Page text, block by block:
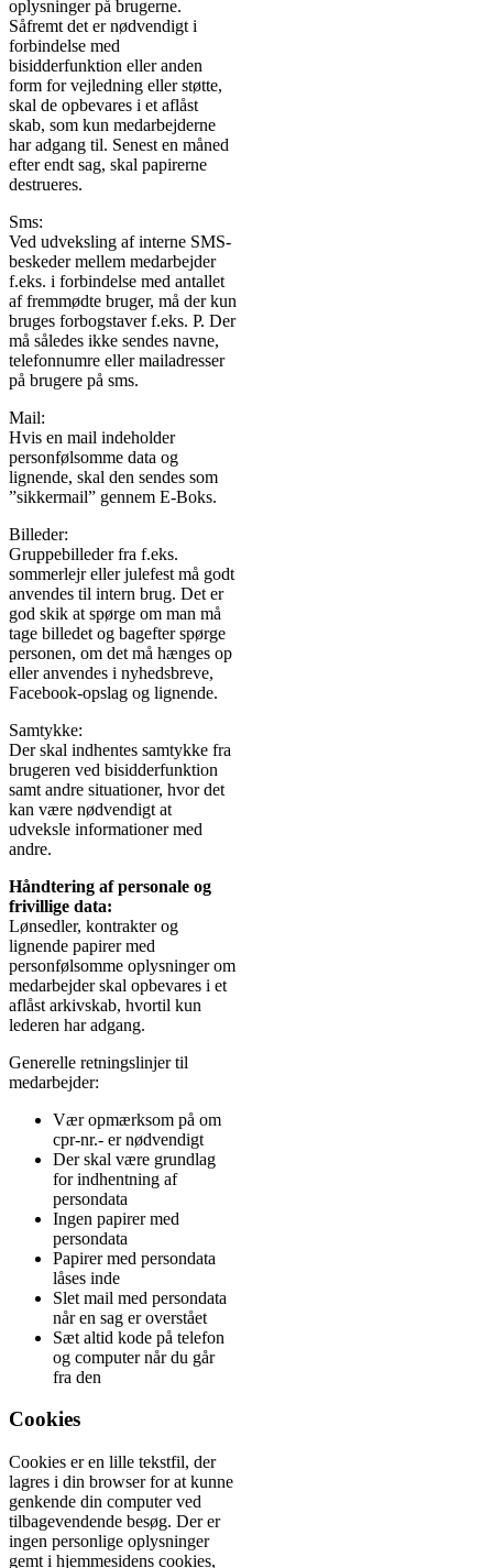
oplysninger på brugerne.
Såfremt det er nødvendigt i
forbindelse med
bisidderfunktion eller anden
form for vejledning eller støtte,
skal de opbevares i et aflåst
skab, som kun medarbejderne
har adgang til. Senest en måned
efter endt sag, skal papirerne
destrueres.
Sms:
Ved udveksling af interne SMS-
beskeder mellem medarbejder
f.eks. i forbindelse med antallet
af fremmødte bruger, må der kun
bruges forbogstaver f.eks. P. Der
må således ikke sendes navne,
telefonnumre eller mailadresser
på brugere på sms.
Mail:
Hvis en mail indeholder
personfølsomme data og
lignende, skal den sendes som
”sikkermail” gennem E-Boks.
Billeder:
Gruppebilleder fra f.eks.
sommerlejr eller julefest må godt
anvendes til intern brug. Det er
god skik at spørge om man må
tage billedet og bagefter spørge
personen, om det må hænges op
eller anvendes i nyhedsbreve,
Facebook-opslag og lignende.
Samtykke:
Der skal indhentes samtykke fra
brugeren ved bisidderfunktion
samt andre situationer, hvor det
kan være nødvendigt at
udveksle informationer med
andre.
Håndtering af personale og
frivillige data:
Lønsedler, kontrakter og
lignende papirer med
personfølsomme oplysninger om
medarbejder skal opbevares i et
aflåst arkivskab, hvortil kun
lederen har adgang.
Generelle retningslinjer til
medarbejder:
Vær opmærksom på om
cpr-nr.- er nødvendigt
Der skal være grundlag
for indhentning af
persondata
Ingen papirer med
persondata
Papirer med persondata
låses inde
Slet mail med persondata
når en sag er overstået
Sæt altid kode på telefon
og computer når du går
fra den
Cookies
Cookies er en lille tekstfil, der
lagres i din browser for at kunne
genkende din computer ved
tilbagevendende besøg. Der er
ingen personlige oplysninger
gemt i hjemmesidens cookies,